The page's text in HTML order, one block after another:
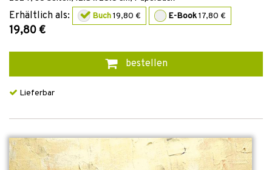
Erhältlich als: Buch19,80 € E-Book17,80 €
19,80 €
bestellen
Lieferbar